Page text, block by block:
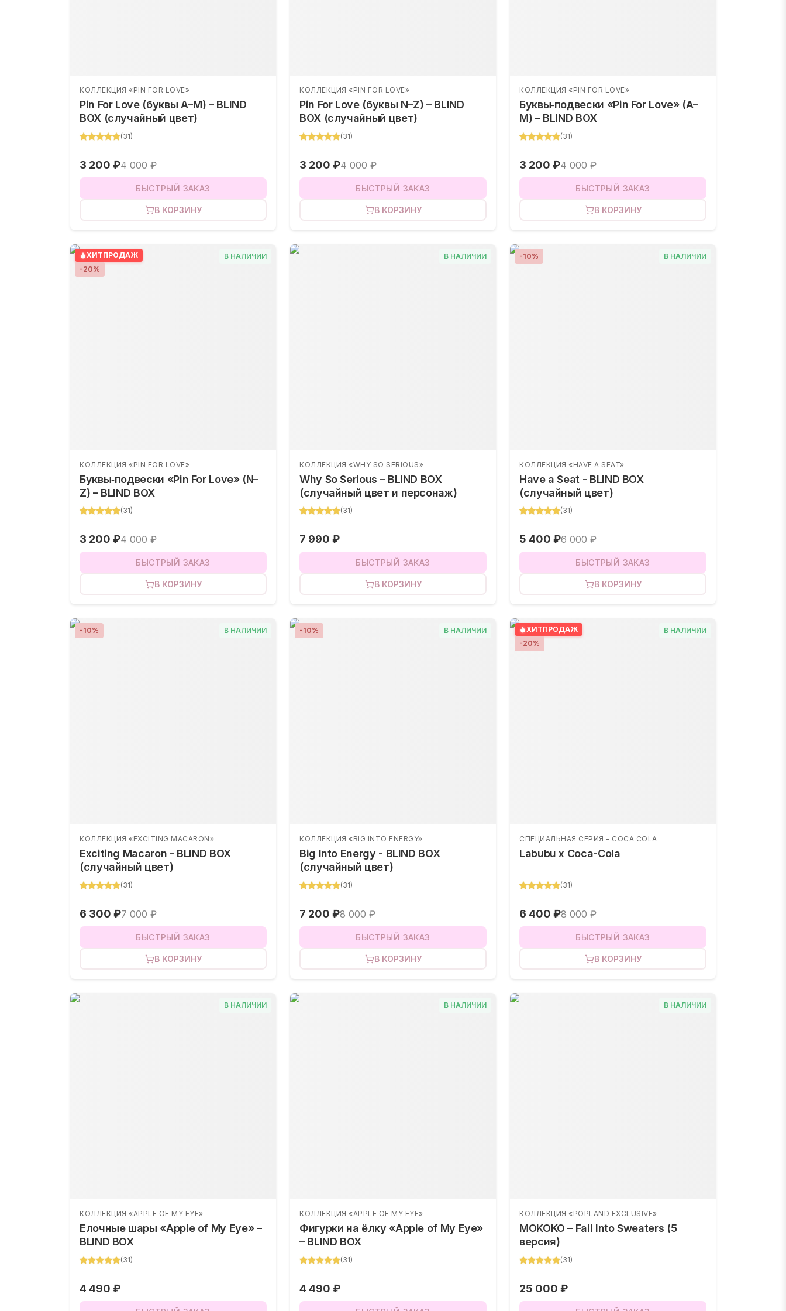
КОЛЛЕКЦИЯ «PIN FOR LOVE»
Pin For Love (буквы A–M) – BLIND
BOX (случайный цвет)
(31)
3 200 ₽4 000 ₽
БЫСТРЫЙ ЗАКАЗ
В КОРЗИНУ
КОЛЛЕКЦИЯ «PIN FOR LOVE»
Pin For Love (буквы N–Z) – BLIND
BOX (случайный цвет)
(31)
3 200 ₽4 000 ₽
БЫСТРЫЙ ЗАКАЗ
В КОРЗИНУ
КОЛЛЕКЦИЯ «PIN FOR LOVE»
Буквы‑подвески «Pin For Love» (A–
M) – BLIND BOX
(31)
3 200 ₽4 000 ₽
БЫСТРЫЙ ЗАКАЗ
В КОРЗИНУ
В НАЛИЧИИ
ХИТПРОДАЖ
-20%
КОЛЛЕКЦИЯ «PIN FOR LOVE»
Буквы‑подвески «Pin For Love» (N–
Z) – BLIND BOX
(31)
3 200 ₽4 000 ₽
БЫСТРЫЙ ЗАКАЗ
В КОРЗИНУ
В НАЛИЧИИ
КОЛЛЕКЦИЯ «WHY SO SERIOUS»
Why So Serious – BLIND BOX
(случайный цвет и персонаж)
(31)
7 990 ₽
БЫСТРЫЙ ЗАКАЗ
В КОРЗИНУ
В НАЛИЧИИ
-10%
КОЛЛЕКЦИЯ «HAVE A SEAT»
Have a Seat - BLIND BOX
(случайный цвет)
(31)
5 400 ₽6 000 ₽
БЫСТРЫЙ ЗАКАЗ
В КОРЗИНУ
В НАЛИЧИИ
-10%
КОЛЛЕКЦИЯ «EXCITING MACARON»
Exciting Macaron - BLIND BOX
(случайный цвет)
(31)
6 300 ₽7 000 ₽
БЫСТРЫЙ ЗАКАЗ
В КОРЗИНУ
В НАЛИЧИИ
-10%
КОЛЛЕКЦИЯ «BIG INTO ENERGY»
Big Into Energy - BLIND BOX
(случайный цвет)
(31)
7 200 ₽8 000 ₽
БЫСТРЫЙ ЗАКАЗ
В КОРЗИНУ
В НАЛИЧИИ
ХИТПРОДАЖ
-20%
СПЕЦИАЛЬНАЯ СЕРИЯ – COCA COLA
Labubu x Coca-Cola
(31)
6 400 ₽8 000 ₽
БЫСТРЫЙ ЗАКАЗ
В КОРЗИНУ
В НАЛИЧИИ
КОЛЛЕКЦИЯ «APPLE OF MY EYE»
Елочные шары «Apple of My Eye» –
BLIND BOX
(31)
4 490 ₽
В НАЛИЧИИ
КОЛЛЕКЦИЯ «APPLE OF MY EYE»
Фигурки на ёлку «Apple of My Eye»
– BLIND BOX
(31)
4 490 ₽
В НАЛИЧИИ
КОЛЛЕКЦИЯ «POPLAND EXCLUSIVE»
MOKOKO – Fall Into Sweaters (5
версия)
(31)
25 000 ₽